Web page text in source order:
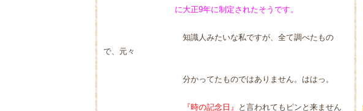
に大正9年に制定されたそうです。
知識人みたいな私ですが、全て調べたもの
で、元々
分かってたものではありません。ははっ。
『時の記念日』
と言われてもピンと来ません